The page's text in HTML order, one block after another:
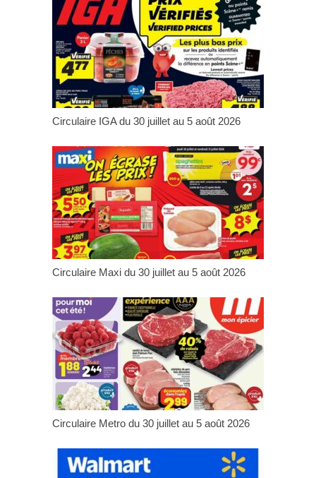
Circulaire IGA du 30 juillet au 5 août 2026
Circulaire Maxi du 30 juillet au 5 août 2026
Circulaire Metro du 30 juillet au 5 août 2026